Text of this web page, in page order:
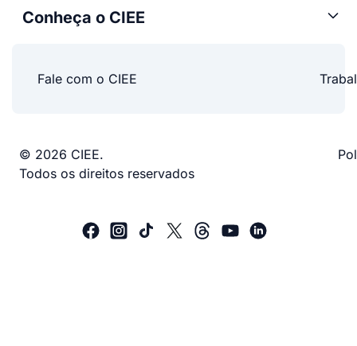
Conheça o CIEE
Fale com o CIEE
© 2026 CIEE.
Todos os direitos reservados